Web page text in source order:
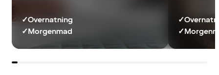
✓Overnatning
✓Morgenmad
✓
✓